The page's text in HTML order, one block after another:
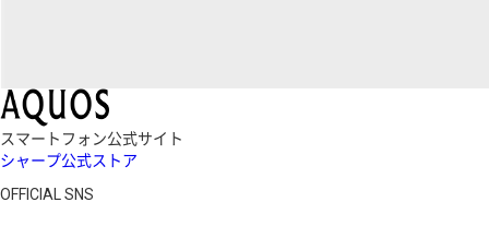
スマートフォン公式サイト
シャープ公式ストア
OFFICIAL SNS